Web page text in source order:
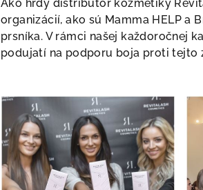
Ako hrdý distribútor kozmetiky
organizácií, ako sú Mamma HELP a
prsníka. V rámci našej každoročnej
podujatí na podporu boja proti tejto